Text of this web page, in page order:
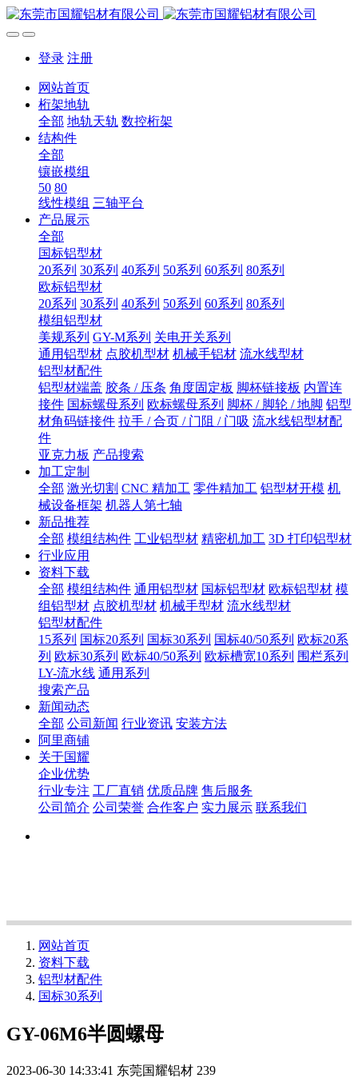
登录 注册
网站首页
桁架地轨
全部 地轨天轨 数控桁架
结构件
全部
镶嵌模组
50 80
线性模组 三轴平台
产品展示
全部
国标铝型材
20系列 30系列 40系列 50系列 60系列 80系列
欧标铝型材
20系列 30系列 40系列 50系列 60系列 80系列
模组铝型材
美规系列 GY-M系列 关电开关系列
通用铝型材 点胶机型材 机械手铝材 流水线型材
铝型材配件
铝型材端盖 胶条 / 压条 角度固定板 脚杯链接板 内置连
接件 国标螺母系列 欧标螺母系列 脚杯 / 脚轮 / 地脚 铝型
材角码链接件 拉手 / 合页 / 门阻 / 门吸 流水线铝型材配
件
亚克力板 产品搜索
加工定制
全部 激光切割 CNC 精加工 零件精加工 铝型材开模 机
械设备框架 机器人第七轴
新品推荐
全部 模组结构件 工业铝型材 精密机加工 3D 打印铝型材
行业应用
资料下载
全部 模组结构件 通用铝型材 国标铝型材 欧标铝型材 模
组铝型材 点胶机型材 机械手型材 流水线型材
铝型材配件
15系列 国标20系列 国标30系列 国标40/50系列 欧标20系
列 欧标30系列 欧标40/50系列 欧标槽宽10系列 围栏系列
LY-流水线 通用系列
搜索产品
新闻动态
全部 公司新闻 行业资讯 安装方法
阿里商铺
关于国耀
企业优势
行业专注 工厂直销 优质品牌 售后服务
公司简介 公司荣誉 合作客户 实力展示 联系我们
网站首页
资料下载
铝型材配件
国标30系列
GY-06M6半圆螺母
2023-06-30 14:33:41 东莞国耀铝材 239